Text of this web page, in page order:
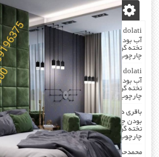
آخرین
dolatiدر صدا گیر…درب اکوستیک…چرم کردن
آب بودن چرم …در هنگام چرم کردن همه ی درز
تخته گرفته میشود که جلوی صدا را میگیرد . کار
چارچوب فیکس میشود۰۹۱۹۶۳۷۵۸۰۰-۰۹۳۰۷۸۰۱۷۸۸مهندس دولتی
dolati
صدا گیر…درب اکوستیک…چرم کردن
آب بودن چرم …در هنگام چرم کردن همه ی درز
تخته گرفته میشود که جلوی صدا را میگیرد . کار
چارچوب فیکس میشود۰۹۱۹۶۳۷۵۸۰۰-۰۹۳۰۷۸۰۱۷۸۸مهندس دولتی
باقری در
صدا گیر…درب اکوستیک…چرم کردن
بودن چرم …در هنگام چرم کردن همه ی درز های
تخته گرفته میشود که جلوی صدا را میگیرد . کار
چارچوب فیکس میشود۰۹۱۹۶۳۷۵۸۰۰-۰۹۳۰۷۸۰۱۷۸۸مهندس دولتی
محمدحسندر صدا گیر…درب اکوستیک…چرم